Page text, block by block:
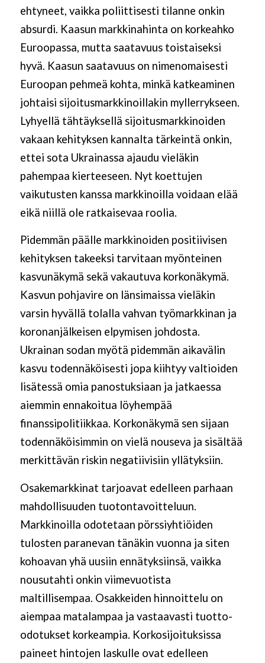
ehtyneet, vaikka poliittisesti tilanne onkin
absurdi. Kaasun markkinahinta on korkeahko
Euroopassa, mutta saatavuus toistaiseksi
hyvä. Kaasun saatavuus on nimenomaisesti
Euroopan pehmeä kohta, minkä katkeaminen
johtaisi sijoitusmarkkinoillakin myllerrykseen.
Lyhyellä tähtäyksellä sijoitusmarkkinoiden
vakaan kehityksen kannalta tärkeintä onkin,
ettei sota Ukrainassa ajaudu vieläkin
pahempaa kierteeseen. Nyt koettujen
vaikutusten kanssa markkinoilla voidaan elää
eikä niillä ole ratkaisevaa roolia.
Pidemmän päälle markkinoiden positiivisen
kehityksen takeeksi tarvitaan myönteinen
kasvunäkymä sekä vakautuva korkonäkymä.
Kasvun pohjavire on länsimaissa vieläkin
varsin hyvällä tolalla vahvan työmarkkinan ja
koronanjälkeisen elpymisen johdosta.
Ukrainan sodan myötä pidemmän aikavälin
kasvu todennäköisesti jopa kiihtyy valtioiden
lisätessä omia panostuksiaan ja jatkaessa
aiemmin ennakoitua löyhempää
finanssipolitiikkaa. Korkonäkymä sen sijaan
todennäköisimmin on vielä nouseva ja sisältää
merkittävän riskin negatiivisiin yllätyksiin.
Osakemarkkinat tarjoavat edelleen parhaan
mahdollisuuden tuotontavoitteluun.
Markkinoilla odotetaan pörssiyhtiöiden
tulosten paranevan tänäkin vuonna ja siten
kohoavan yhä uusiin ennätyksiinsä, vaikka
nousutahti onkin viimevuotista
maltillisempaa. Osakkeiden hinnoittelu on
aiempaa matalampaa ja vastaavasti tuotto-
odotukset korkeampia. Korkosijoituksissa
paineet hintojen laskulle ovat edelleen